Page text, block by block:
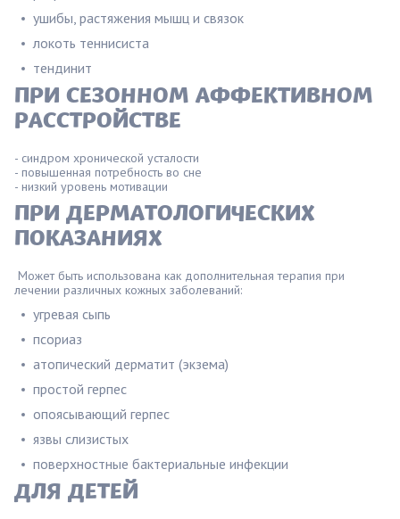
ушибы, растяжения мышц и связок
локоть теннисиста
тендинит
ПРИ СЕЗОННОМ АФФЕКТИВНОМ
РАССТРОЙСТВЕ
- синдром хронической усталости
- повышенная потребность во сне
- низкий уровень мотивации
ПРИ ДЕРМАТОЛОГИЧЕСКИХ
ПОКАЗАНИЯХ
Может быть использована как дополнительная терапия при
лечении различных кожных заболеваний:
угревая сыпь
псориаз
атопический дерматит (экзема)
простой герпес
опоясывающий герпес
язвы слизистых
поверхностные бактериальные инфекции
ДЛЯ ДЕТЕЙ